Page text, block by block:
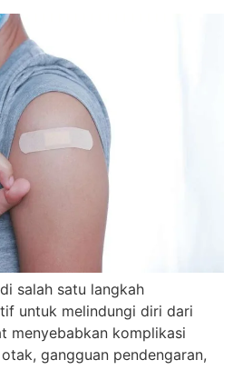
salah satu langkah
untuk melindungi diri dari
menyebabkan komplikasi
gangguan pendengaran,